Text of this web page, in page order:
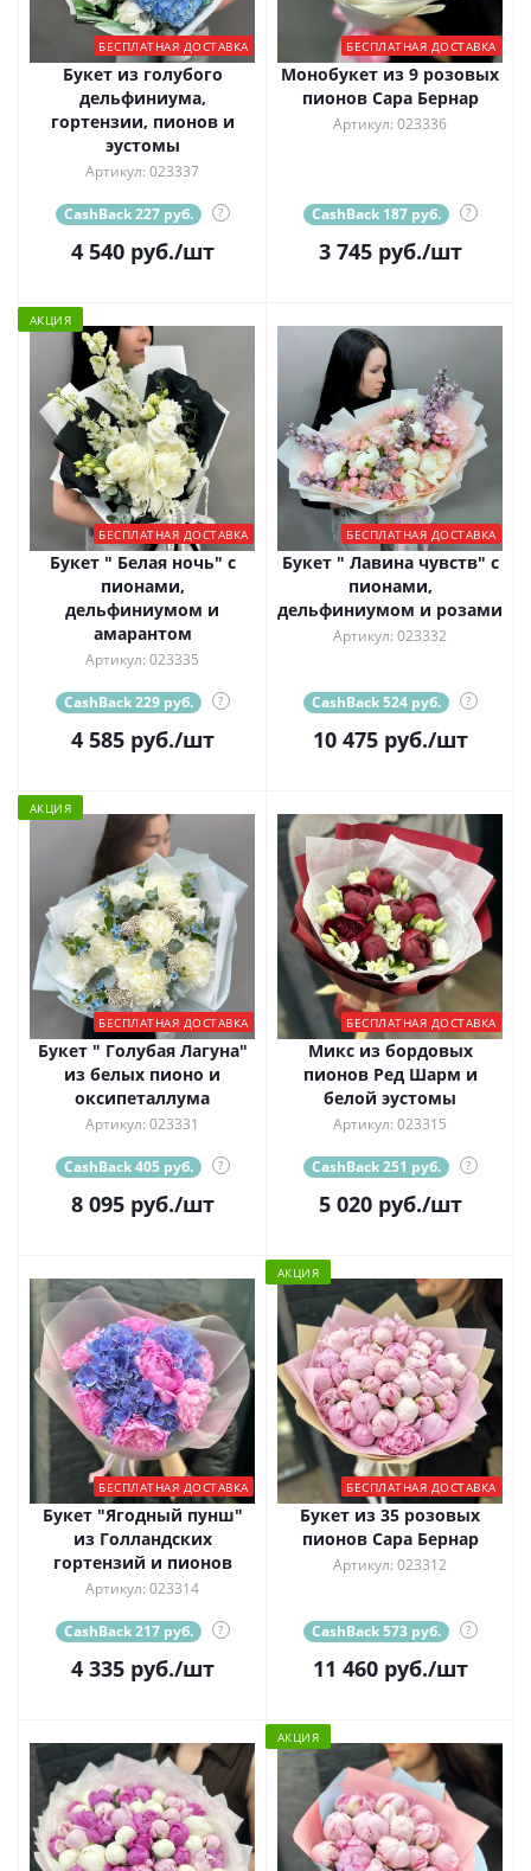
БЕСПЛАТНАЯ ДОСТАВКА
Букет из голубого
дельфиниума,
гортензии, пионов и
эустомы
Артикул: 023337
CashBack 227 руб. ?
4 540руб./шт
БЕСПЛАТНАЯ ДОСТАВКА
Монобукет из 9 розовых
пионов Сара Бернар
Артикул: 023336
CashBack 187 руб. ?
3 745руб./шт
АКЦИЯ
БЕСПЛАТНАЯ ДОСТАВКА
Букет " Белая ночь" с
пионами,
дельфиниумом и
амарантом
Артикул: 023335
CashBack 229 руб. ?
4 585руб./шт
БЕСПЛАТНАЯ ДОСТАВКА
Букет " Лавина чувств" с
пионами,
дельфиниумом и розами
Артикул: 023332
CashBack 524 руб. ?
10 475руб./шт
АКЦИЯ
БЕСПЛАТНАЯ ДОСТАВКА
Букет " Голубая Лагуна"
из белых пионо и
оксипеталлума
Артикул: 023331
CashBack 405 руб. ?
8 095руб./шт
БЕСПЛАТНАЯ ДОСТАВКА
Микс из бордовых
пионов Ред Шарм и
белой эустомы
Артикул: 023315
CashBack 251 руб. ?
5 020руб./шт
БЕСПЛАТНАЯ ДОСТАВКА
Букет "Ягодный пунш"
из Голландских
гортензий и пионов
Артикул: 023314
CashBack 217 руб. ?
4 335руб./шт
АКЦИЯ
БЕСПЛАТНАЯ ДОСТАВКА
Букет из 35 розовых
пионов Сара Бернар
Артикул: 023312
CashBack 573 руб. ?
11 460руб./шт
АКЦИЯ